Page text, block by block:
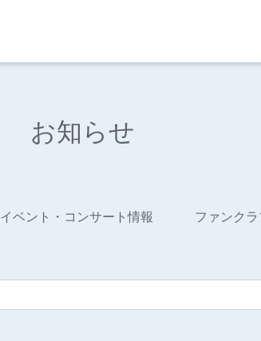
お知らせ
イベント・コンサート情報 ファンクラ